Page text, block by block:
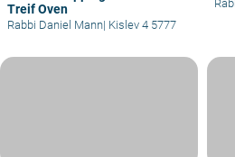
Treif Oven
Rabbi Daniel Mann| Kislev 4 5777